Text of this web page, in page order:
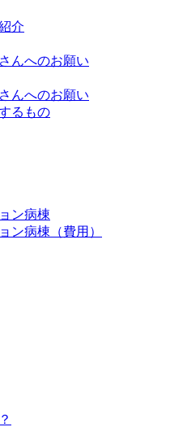
介
んへのお願い
んへのお願い
るもの
ン病棟
ン病棟（費用）